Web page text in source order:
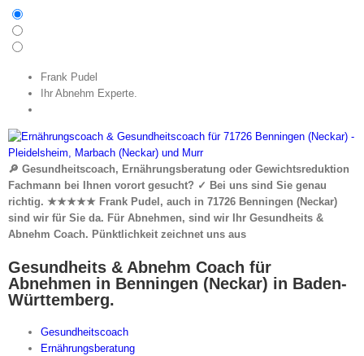
Frank Pudel
Ihr Abnehm Experte.
🔎 Gesundheitscoach, Ernährungsberatung oder Gewichtsreduktion
Fachmann bei Ihnen vorort gesucht? ✓ Bei uns sind Sie genau
richtig. ★★★★★ Frank Pudel, auch in 71726 Benningen (Neckar)
sind wir für Sie da. Für Abnehmen, sind wir Ihr Gesundheits &
Abnehm Coach. Pünktlichkeit zeichnet uns aus
Gesundheits & Abnehm Coach für
Abnehmen in Benningen (Neckar) in Baden-
Württemberg.
Gesundheitscoach
Ernährungsberatung